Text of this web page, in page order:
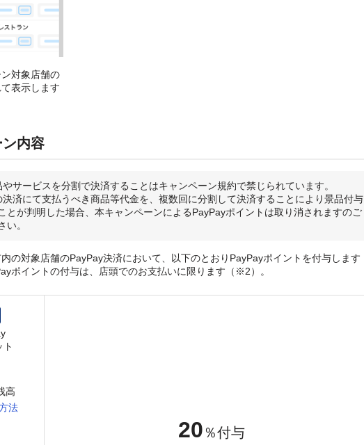
対象店舗の
表示します
内容
サービスを分割で決済することはキャンペーン規約で禁じられています。
決済にて支払うべき商品等代金を、複数回に分割して決済することにより景品付与
とが判明した場合、本キャンペーンによるPayPayポイントは取り消されますのご
い。
の対象店舗のPayPay決済において、以下のとおりPayPayポイントを付与します
ポイントの付与は、店頭でのお支払いに限ります（※2）。
ト
高
法
20 ％付与